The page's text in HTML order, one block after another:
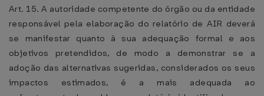
Art. 15. A autoridade competente do órgão ou da entidade
responsável pela elaboração do relatório de AIR deverá
se manifestar quanto à sua adequação formal e aos
objetivos pretendidos, de modo a demonstrar se a
adoção das alternativas sugeridas, considerados os seus
impactos estimados, é a mais adequada ao